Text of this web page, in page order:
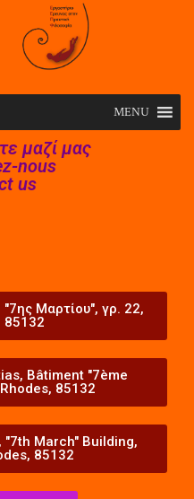
MENU
μαζί μας
nous
us
"7ης Μαρτίου", γρ. 22,
85132
Bâtiment "7ème
85132
"7th March" Building,
85132